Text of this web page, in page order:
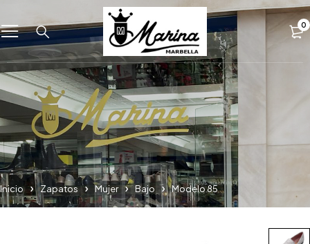
0
Inicio Zapatos Mujer Bajo Modelo 85